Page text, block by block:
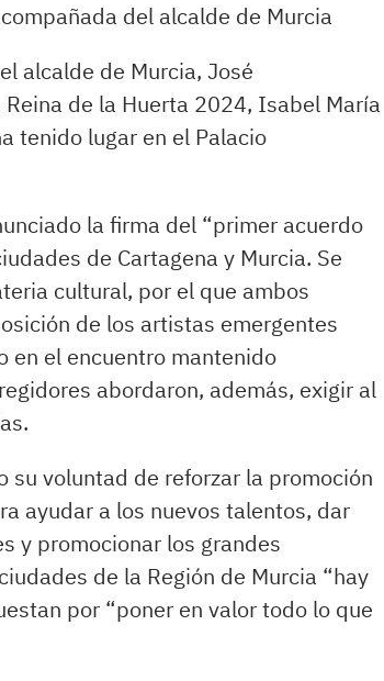
del alcalde de Murcia
alcalde de Murcia, José
de la Huerta 2024, Isabel María
tenido lugar en el Palacio
la firma del “primer acuerdo
de Cartagena y Murcia. Se
cultural, por el que ambos
de los artistas emergentes
en el encuentro mantenido
abordaron, además, exigir al
su voluntad de reforzar la promoción
ayudar a los nuevos talentos, dar
y promocionar los grandes
de la Región de Murcia “hay
por “poner en valor todo lo que